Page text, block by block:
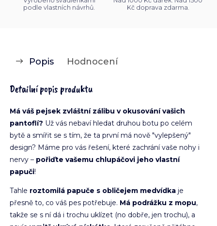
podle vlastních návrhů.
Kč doprava zdarma.
Popis Hodnocení
Detailní popis produktu
Má váš pejsek zvláštní zálibu v okusování vašich
pantoflí? Už vás nebaví hledat druhou botu po celém
bytě a smířit se s tím, že ta první má nově "vylepšený"
design? Máme pro vás řešení, které zachrání vaše nohy i
nervy – pořiďte vašemu chlupáčovi jeho vlastní
papuči!
Tahle roztomilá papuče s obličejem medvídka je
přesně to, co váš pes potřebuje. Má podrážku z mopu,
takže se s ní dá i trochu uklízet (no dobře, jen trochu), a